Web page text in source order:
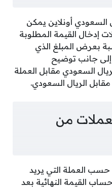
السعودي أونلاين يمكن
إدخال القيمة المطلوبة
بعرض المبلغ الذي
إلى جانب توضيح
السعودي مقابل العملة
الريال السعودي.
من
العملة التي يريد
القيمة النهائية بعد